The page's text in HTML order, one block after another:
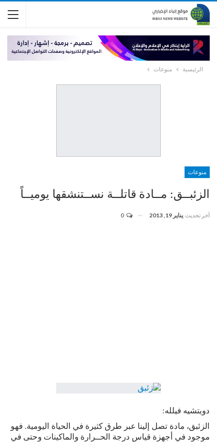
الرئيسية منوعات
منوعات
الزئبــق: مــادة قاتلــة نســتنشقها يوميــاً
آخر تحديث يناير 19, 2013
دويتشيه فيلله:
الزئبق، مادة تصل إلينا عبر طرق كثيرة في الحياة اليومية. فهو
موجود في أجهزة قياس درجة الحــرارة والماكينات وحتى في